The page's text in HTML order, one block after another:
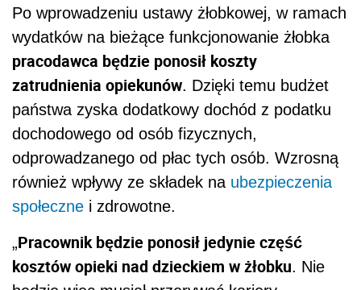
Po wprowadzeniu ustawy żłobkowej, w ramach
wydatków na bieżące funkcjonowanie żłobka
pracodawca będzie ponosił koszty
zatrudnienia opiekunów. Dzięki temu budżet
państwa zyska dodatkowy dochód z podatku
dochodowego od osób fizycznych,
odprowadzanego od płac tych osób. Wzrosną
również wpływy ze składek na ubezpieczenia
społeczne i zdrowotne.
„Pracownik będzie ponosił jedynie część
kosztów opieki nad dzieckiem w żłobku. Nie